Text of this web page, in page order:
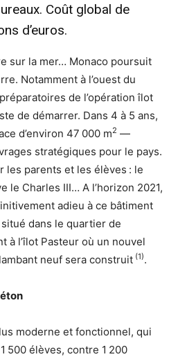
Coût global de
d’euros.
sur la mer… Monaco poursuit
Notamment à l’ouest du
de l’opération îlot
de démarrer. Dans 4 à 5 ans,
d’environ 47 000 m2 —
stratégiques pour le pays.
les parents et les élèves : le
le Charles III… A l’horizon 2021,
adieu à ce bâtiment
dans le quartier de
à l’îlot Pasteur où un nouvel
neuf sera construit (1).
moderne et fonctionnel, qui
500 élèves, contre 1 200